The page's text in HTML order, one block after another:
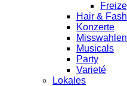
Hair &
Konzerte
Musicals
Party
Varieté
Lokales